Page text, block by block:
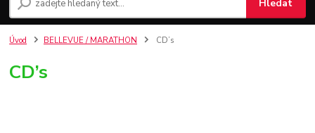
Hledat
Úvod BELLEVUE / MARATHON CD’s
CD’s